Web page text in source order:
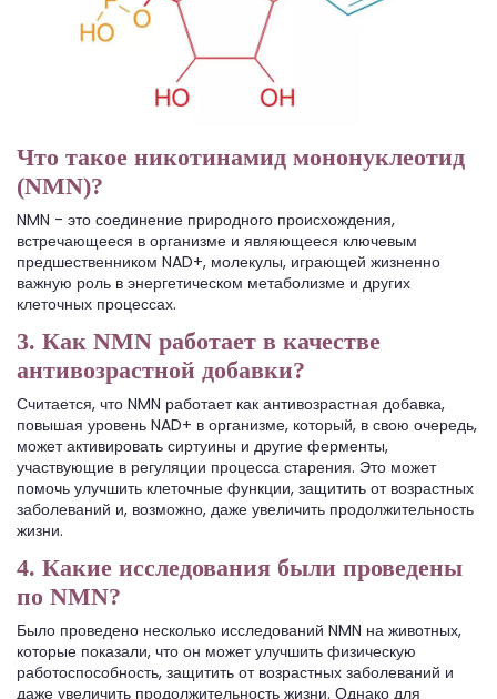
Что такое никотинамид мононуклеотид
(NMN)?
NMN - это соединение природного происхождения,
встречающееся в организме и являющееся ключевым
предшественником NAD+, молекулы, играющей жизненно
важную роль в энергетическом метаболизме и других
клеточных процессах.
3. Как NMN работает в качестве
антивозрастной добавки?
Считается, что NMN работает как антивозрастная добавка,
повышая уровень NAD+ в организме, который, в свою очередь,
может активировать сиртуины и другие ферменты,
участвующие в регуляции процесса старения. Это может
помочь улучшить клеточные функции, защитить от возрастных
заболеваний и, возможно, даже увеличить продолжительность
жизни.
4. Какие исследования были проведены
по NMN?
Было проведено несколько исследований NMN на животных,
которые показали, что он может улучшить физическую
работоспособность, защитить от возрастных заболеваний и
даже увеличить продолжительность жизни. Однако для